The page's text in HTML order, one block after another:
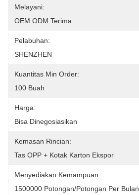
Melayani:
OEM ODM Terima
Pelabuhan:
SHENZHEN
Kuantitas Min Order:
100 Buah
Harga:
Bisa Dinegosiasikan
Kemasan Rincian:
Tas OPP + Kotak Karton Ekspor
Menyediakan Kemampuan:
1500000 Potongan/potongan Per Bulan